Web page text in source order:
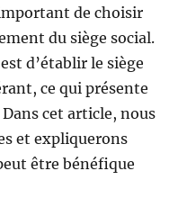
de choisir
du siège social.
d’établir le siège
ce qui présente
cet article, nous
et expliquerons
être bénéfique